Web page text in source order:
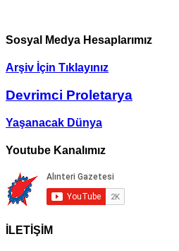
Sosyal Medya Hesaplarımız
Arşiv İçin Tıklayınız
Devrimci Proletarya
Yaşanacak Dünya
Youtube Kanalımız
İLETİŞİM